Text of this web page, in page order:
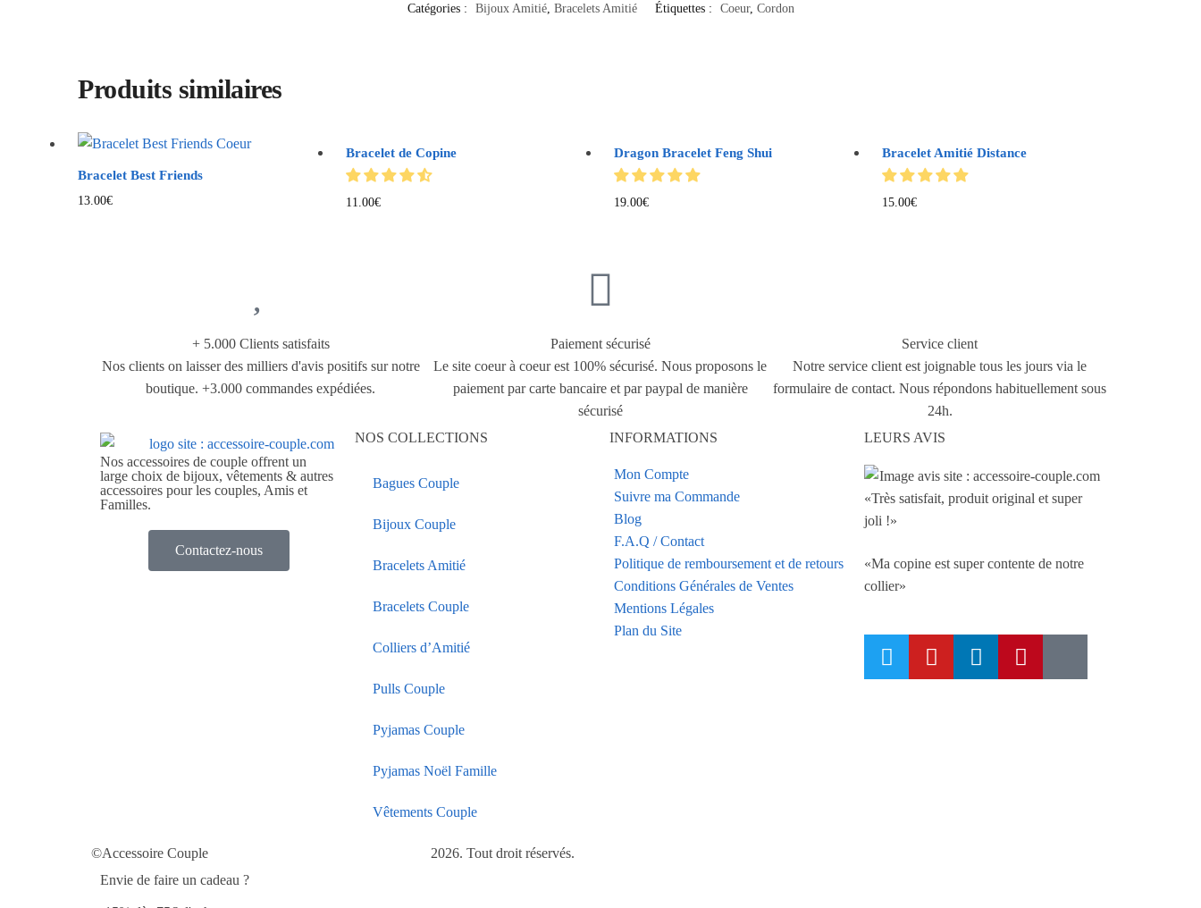
Catégories : Bijoux Amitié, Bracelets Amitié Étiquettes : Coeur, Cordon
Produits similaires
Bracelet Best Friends
13.00€
Bracelet de Copine
11.00€
Dragon Bracelet Feng Shui
19.00€
Bracelet Amitié Distance
15.00€
+ 5.000 Clients satisfaits
Nos clients on laisser des milliers d'avis positifs sur notre
boutique. +3.000 commandes expédiées.
Paiement sécurisé
Le site coeur à coeur est 100% sécurisé. Nous proposons le
paiement par carte bancaire et par paypal de manière
sécurisé
Service client
Notre service client est joignable tous les jours via le
formulaire de contact. Nous répondons habituellement sous
24h.
Nos accessoires de couple offrent un
large choix de bijoux, vêtements & autres
accessoires pour les couples, Amis et
Familles.
Contactez-nous
NOS COLLECTIONS
Bagues Couple
Bijoux Couple
Bracelets Amitié
Bracelets Couple
Colliers d’Amitié
Pulls Couple
Pyjamas Couple
Pyjamas Noël Famille
Vêtements Couple
INFORMATIONS
Mon Compte
Suivre ma Commande
Blog
F.A.Q / Contact
Politique de remboursement et de retours
Conditions Générales de Ventes
Mentions Légales
Plan du Site
LEURS AVIS
«Très satisfait, produit original et super
joli !»
«Ma copine est super contente de notre
collier»
©Accessoire Couple
2026. Tout droit réservés.
Envie de faire un cadeau ?